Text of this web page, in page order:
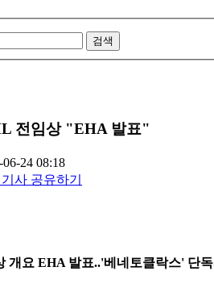
검색
전임상 "EHA 발표"
24 08:18
사 공유하기
개요 EHA 발표..'베네토클락스' 단